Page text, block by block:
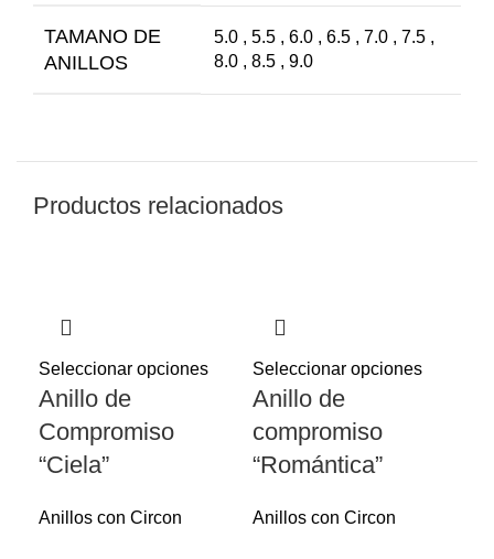
TAMANO DE
ANILLOS
5.0 , 5.5 , 6.0 , 6.5 , 7.0 , 7.5 ,
8.0 , 8.5 , 9.0
Productos relacionados
Seleccionar opciones
Anillo de
Compromiso
“Ciela”
Anillos con Circon
Seleccionar opciones
Anillo de
compromiso
“Romántica”
Anillos con Circon